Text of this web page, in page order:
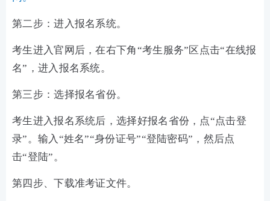
第二步：进入报名系统。
考生进入官网后，在右下角“考生服务”区点击“在线报
名”，进入报名系统。
第三步：选择报名省份。
考生进入报名系统后，选择好报名省份，点“点击登
录”。 输入“姓名”“身份证号”“登陆密码”，然后点
击“登陆”。
第四步、下载准考证文件。